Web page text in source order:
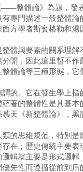
整體論》為題，發
專門描述一般整體
方學者斯賓格勒和
與要素的關系理解
開，因此這里暫不
體論等三種形態，它
。它在發生學上指
著的整體性是其基
天《新整體論》，
思維規范，特別是
在；歷史傳統主要
輯就主要是形式邏
先性而遵循從前到